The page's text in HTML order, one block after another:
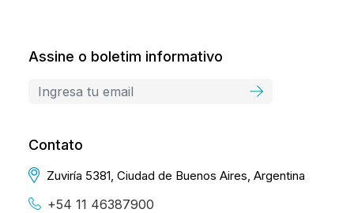
Assine o boletim informativo
Contato
Zuviría 5381, Ciudad de Buenos Aires, Argentina
+54 11 46387900